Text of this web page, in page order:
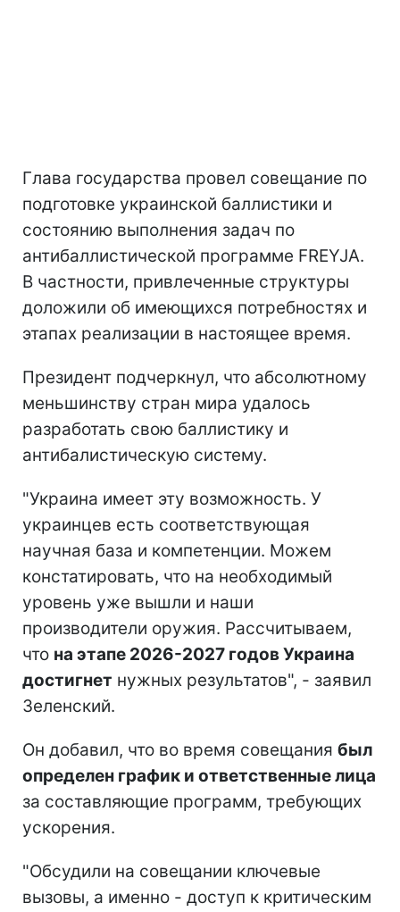
Глава государства провел совещание по
подготовке украинской баллистики и
состоянию выполнения задач по
антибаллистической программе FREYJA.
В частности, привлеченные структуры
доложили об имеющихся потребностях и
этапах реализации в настоящее время.
Президент подчеркнул, что абсолютному
меньшинству стран мира удалось
разработать свою баллистику и
антибалистическую систему.
"Украина имеет эту возможность. У
украинцев есть соответствующая
научная база и компетенции. Можем
констатировать, что на необходимый
уровень уже вышли и наши
производители оружия. Рассчитываем,
что на этапе 2026-2027 годов Украина
достигнет нужных результатов", - заявил
Зеленский.
Он добавил, что во время совещания был
определен график и ответственные лица
за составляющие программ, требующих
ускорения.
"Обсудили на совещании ключевые
вызовы, а именно - доступ к критическим